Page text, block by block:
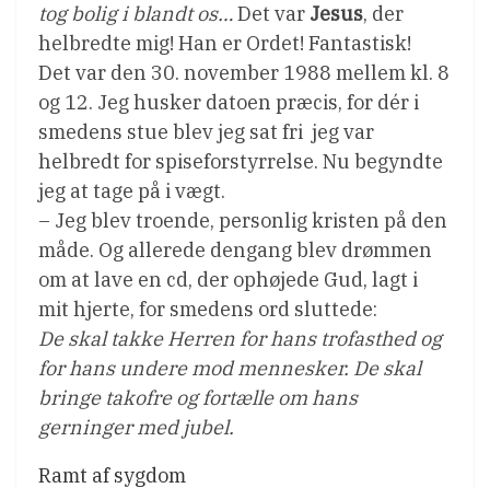
tog bolig i blandt os…Det var Jesus, der
helbredte mig! Han er Ordet! Fantastisk!
Det var den 30. november 1988 mellem kl. 8
og 12. Jeg husker datoen præcis, for dér i
smedens stue blev jeg sat fri  jeg var
helbredt for spiseforstyrrelse. Nu begyndte
jeg at tage på i vægt.
– Jeg blev troende, personlig kristen på den
måde. Og allerede dengang blev drømmen
om at lave en cd, der ophøjede Gud, lagt i
mit hjerte, for smedens ord sluttede:
De skal takke Herren for hans trofasthed og
for hans undere mod mennesker. De skal
bringe takofre og fortælle om hans
gerninger med jubel.
Ramt af sygdom